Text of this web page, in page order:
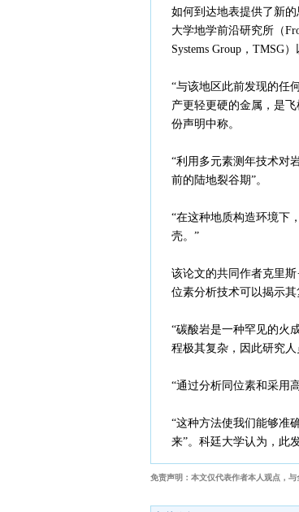
如何到达地表提供了新
大学地学前沿研究所（
Systems Group，TMSG
“与该地区此前发现的任
产更轻更硬的金属，是
份声明中称。
“利用多元素测年技术对
前的陆地裂谷期”。
“在这种地质构造环境下
壳。”
该论文的共同作者克里
位素分析技术可以揭示其
“碳酸岩是一种罕见的火
程极其复杂，因此研究人
“通过分析同位素和采用
“这种方法使我们能够准
来”。科廷大学认为，此
免责声明：本文仅代表作者本人观点，